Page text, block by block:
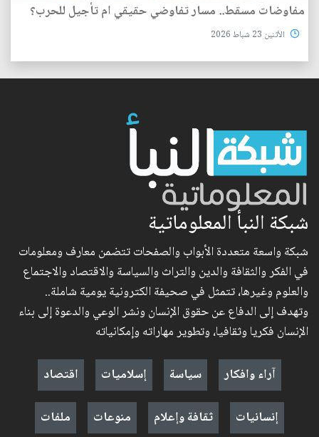
مفاوضات مسقط.. مسار تفاوضي حقيقي ام تأجيل للحرب؟
الأثنين 23 شباط 2026
شبكة النبأ المعلوماتية
شبكة واسعة متعددة الأبواب والصفحات تتضمن معارف ومعلومات
في الفكر والثقافة والدين والتراث والسياسة والاقتصاد والاجتماع
والعلوم وغيرها، تتمثل في صحيفة الكترونية يومية شاملة..
وتهدف إلى الدفاع عن حقوق الإنسان ونشر الوعي والدعوة إلى بناء
الإنسان فكريا وثقافيا، وتطوير مهاراته وإمكانياته
آراء وافكار
سياسة إسلاميات
اقتصاد
إنسانيات
ثقافة وإعلام منوعات ملفات